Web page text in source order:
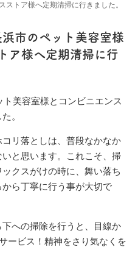
トア様へ定期清掃に行きました。
市のペット美容室様
ア様へ定期清掃に行
美容室様とコンビニエンス
。
リ落としは、普段なかなか
と思います。これこそ、掃
クスがけの時に、舞い落ち
ら丁寧に行う事が大切で
への掃除を行うと、目線か
ービス！精神をさり気なくを